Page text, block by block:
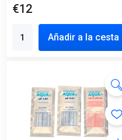
€12
Añadir a la cesta